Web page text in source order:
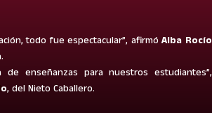
todo fue espectacular”, afirmóAlba Rocío
de enseñanzas para nuestros estudiantes”,
, del Nieto Caballero.